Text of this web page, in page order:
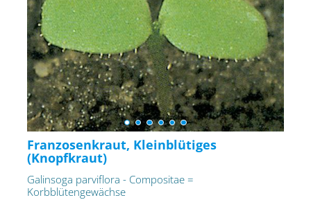
Franzosenkraut, Kleinblütiges
(Knopfkraut)
Galinsoga parviflora - Compositae =
Korbblütengewächse